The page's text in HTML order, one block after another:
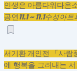
인생은 아름다워다온
공연 11.1 ~ 11.1수성아트
서기환 개인전 「사람
에 행복을 그려내는